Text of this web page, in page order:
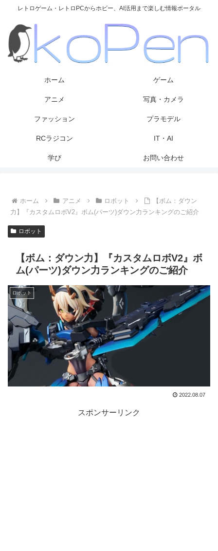
レトロゲーム・レトロPCからホビー、AI活用まで楽しむ情報ポータル
ホーム ゲーム
アニメ 写真・カメラ
ファッション プラモデル
RCラジコン IT・AI
学び お問い合わせ
ホーム アニメ ロボット
【ボム：ダウン
力】『カスタムロボV2』ボム(パーツ)ダウン力ランキングのご紹介
ロボット
【ボム：ダウン力】『カスタムロボV2』ボ
ム(パーツ)ダウン力ランキングのご紹介
ロボット
2022.08.07
スポンサーリンク